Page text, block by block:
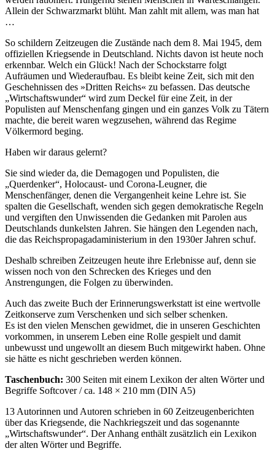
Allein der Schwarzmarkt blüht. Man zahlt mit allem, was man hat
…
So schildern Zeitzeugen die Zustände nach dem 8. Mai 1945, dem
offiziellen Kriegsende in Deutschland. Nichts davon ist heute noch
erkennbar. Welch ein Glück! Nach der Schockstarre folgt
Aufräumen und Wiederaufbau. Es bleibt keine Zeit, sich mit den
Geschehnissen des »Dritten Reichs« zu befassen. Das deutsche
Wirtschaftswunder
wird zum Deckel für eine Zeit, in der
Populisten auf Menschenfang gingen und ein ganzes Volk zu Tätern
machte, die bereit waren wegzusehen, während das Regime
Völkermord beging.
Haben wir daraus gelernt?
Sie sind wieder da, die Demagogen und Populisten, die
Querdenker , Holocaust- und Corona-Leugner, die
Menschenfänger, denen die Vergangenheit keine Lehre ist. Sie
spalten die Gesellschaft, wenden sich gegen demokratische Regeln
und vergiften den Unwissenden die Gedanken mit Parolen aus
Deutschlands dunkelsten Jahren. Sie hängen den Legenden nach,
die das Reichspropagadaministerium in den 1930er Jahren schuf.
Deshalb schreiben Zeitzeugen heute ihre Erlebnisse auf, denn sie
wissen noch von den Schrecken des Krieges und den
Anstrengungen, die Folgen zu überwinden.
Auch das zweite Buch der Erinnerungswerkstatt ist eine wertvolle
Zeitkonserve zum Verschenken und sich selber schenken.
Es ist den vielen Menschen gewidmet, die in unseren Geschichten
vorkommen, in unserem Leben eine Rolle gespielt und damit
unbewusst und ungewollt an diesem Buch mitgewirkt haben. Ohne
sie hätte es nicht geschrieben werden können.
Taschenbuch: 300 Seiten mit einem Lexikon der alten Wörter und
Begriffe Softcover / ca. 148 × 210 mm (DIN A5)
13 Autorinnen und Autoren schrieben in 60 Zeitzeugenberichten
über das Kriegsende, die Nachkriegszeit und das sogenannte
Wirtschaftswunder . Der Anhang enthält zusätzlich ein Lexikon
der alten Wörter und Begriffe.